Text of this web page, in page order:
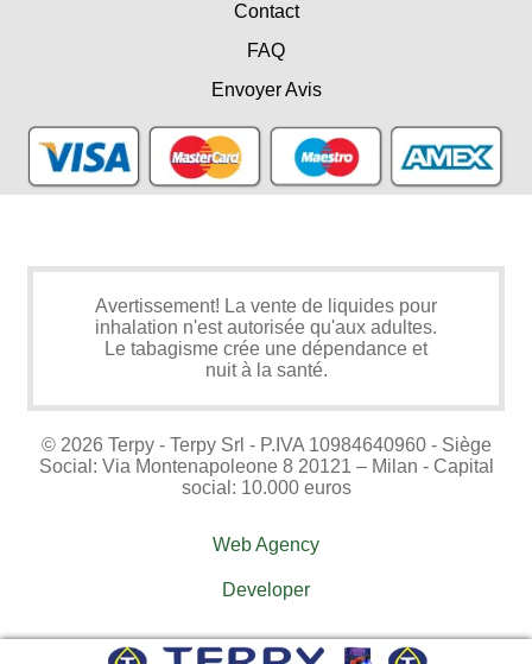
Contact
FAQ
Envoyer Avis
Avertissement! La vente de liquides pour
inhalation n'est autorisée qu'aux adultes.
Le tabagisme crée une dépendance et
nuit à la santé.
© 2026 Terpy - Terpy Srl - P.IVA 10984640960 - Siège
Social: Via Montenapoleone 8 20121 – Milan - Capital
social: 10.000 euros
Web Agency
Developer